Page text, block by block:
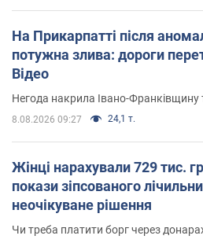
На Прикарпатті після
потужна злива: дороги
Відео
Негода накрила Івано-Франківщину
8.08.2026 09:27 24,1 т.
Жінці нарахували 729 тис.
покази зіпсованого
неочікуване рішення
Чи треба платити борг через